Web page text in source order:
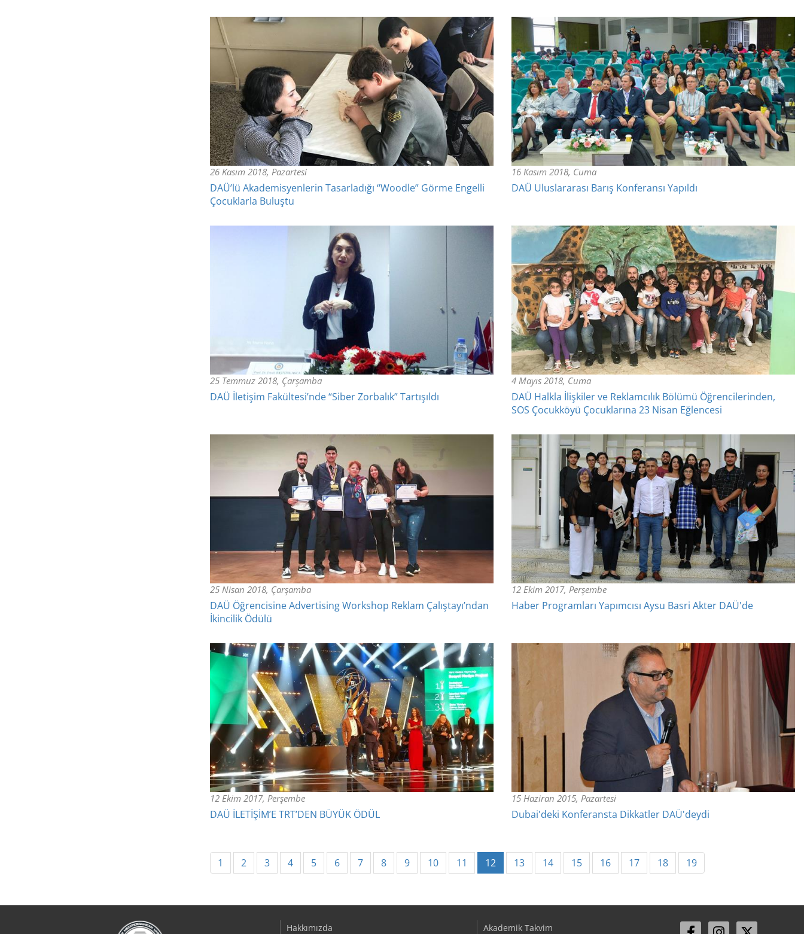
26 Kasım 2018, Pazartesi
DAÜ’lü Akademisyenlerin Tasarladığı “Woodle” Görme Engelli
Çocuklarla Buluştu
16 Kasım 2018, Cuma
DAÜ Uluslararası Barış Konferansı Yapıldı
25 Temmuz 2018, Çarşamba
DAÜ İletişim Fakültesi’nde “Siber Zorbalık” Tartışıldı
4 Mayıs 2018, Cuma
DAÜ Halkla İlişkiler ve Reklamcılık Bölümü Öğrencilerinden,
SOS Çocukköyü Çocuklarına 23 Nisan Eğlencesi
25 Nisan 2018, Çarşamba
DAÜ Öğrencisine Advertising Workshop Reklam Çalıştayı’ndan
İkincilik Ödülü
12 Ekim 2017, Perşembe
Haber Programları Yapımcısı Aysu Basri Akter DAÜ'de
12 Ekim 2017, Perşembe
DAÜ İLETİŞİM’E TRT’DEN BÜYÜK ÖDÜL
15 Haziran 2015, Pazartesi
Dubai'deki Konferansta Dikkatler DAÜ'deydi
1 2 3 4 5 6 7 8 9 10 11 12 (current)
13 14 15 16 17 18 19
Hakkımızda Akademik Takvim